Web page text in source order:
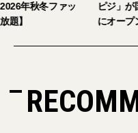
年秋冬ファッ
題】
ピジ」
にオープ